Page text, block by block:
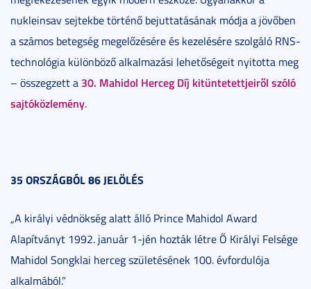
nukleinsav sejtekbe történő bejuttatásának módja a jövőben
a számos betegség megelőzésére és kezelésére szolgáló RNS-
technológia különböző alkalmazási lehetőségeit nyitotta meg
– összegzett a 30. Mahidol Herceg Díj kitüntetettjeiről szóló
sajtóközlemény.
35 ORSZÁGBÓL 86 JELÖLÉS
„A királyi védnökség alatt álló Prince Mahidol Award
Alapítványt 1992. január 1-jén hozták létre Ő Királyi Felsége
Mahidol Songklai herceg születésének 100. évfordulója
alkalmából.”